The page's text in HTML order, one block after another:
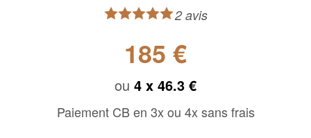
2 avis
185 €
ou 4 x 46.3 €
Paiement CB en 3x ou 4x sans frais